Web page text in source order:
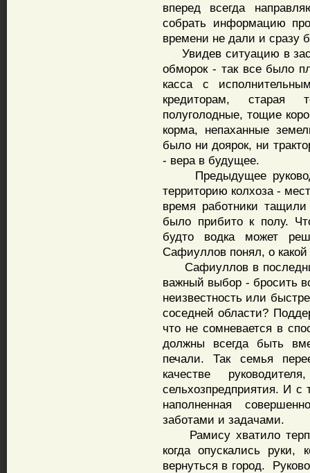
вперед всегда
собрать информацию
времени не дали и сразу
Увидев ситуацию в
обморок - так все было
касса с
кредиторам, старая
полуголодные, тощие
корма, непаханные
было ни доярок, ни
- вера в будущее.
Предыдущее
территорию колхоза -
время работники
было прибито к полу.
будто водка может
Сафиуллов понял, о какой
Сафиуллов в
важный выбор - бросить
неизвестность или
соседней области?
что не сомневается в
должны всегда быть
печали. Так семья
качестве
сельхозпредприятия. И с
наполненная
заботами и задачами.
Рамису хватило
когда опускались руки,
вернуться в город.